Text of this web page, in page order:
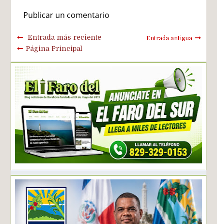
Publicar un comentario
Entrada más reciente Entrada antigua
Página Principal